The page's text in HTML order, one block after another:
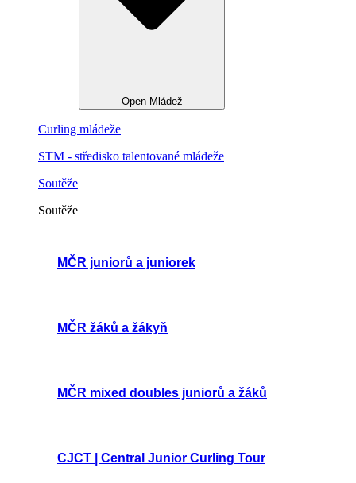
Open Mládež
Curling mládeže
STM - středisko talentované mládeže
Soutěže
Soutěže
MČR juniorů a juniorek
MČR žáků a žákyň
MČR mixed doubles juniorů a žáků
CJCT | Central Junior Curling Tour